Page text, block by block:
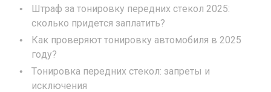
Штраф за тонировку передних стекол 2025:
сколько придется заплатить?
Как проверяют тонировку автомобиля в 2025
году?
Тонировка передних стекол: запреты и
исключения